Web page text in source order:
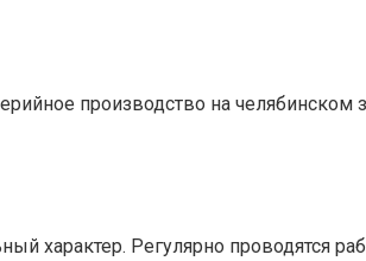
производство на челябинском
характер. Регулярно проводятся